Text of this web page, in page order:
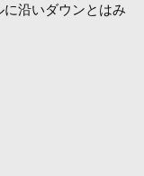
沿いダウンとはみ